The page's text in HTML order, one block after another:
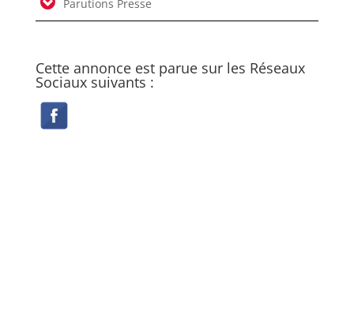
Parutions Presse
Cette annonce est parue sur les Réseaux
Sociaux suivants :